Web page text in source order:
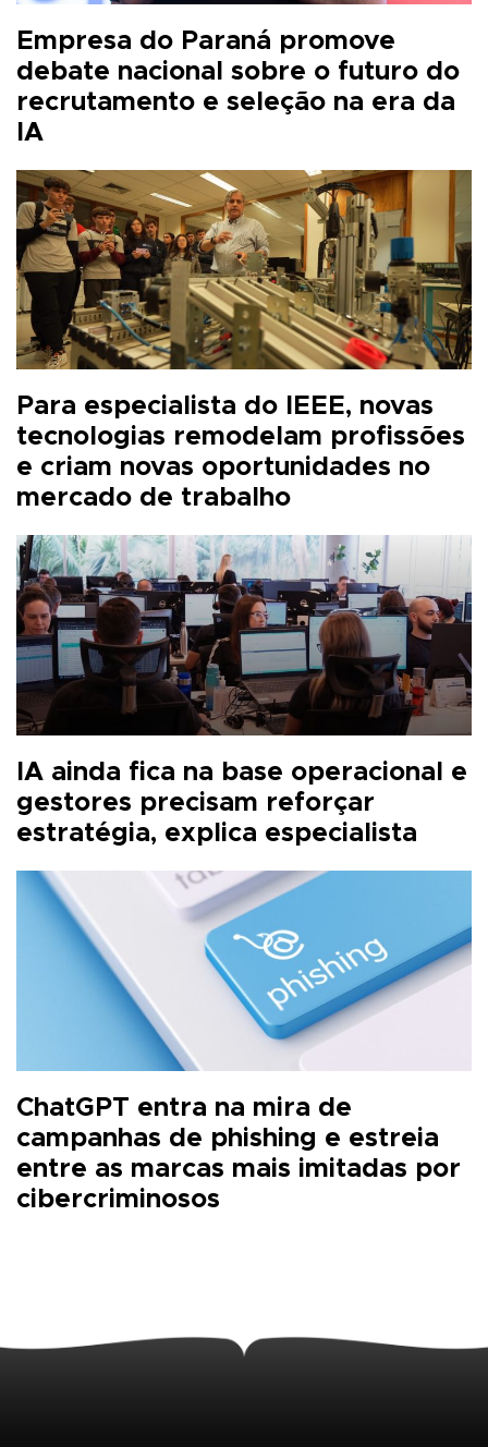
Empresa do Paraná promove
debate nacional sobre o futuro do
recrutamento e seleção na era da
IA
Para especialista do IEEE, novas
tecnologias remodelam profissões
e criam novas oportunidades no
mercado de trabalho
IA ainda fica na base operacional e
gestores precisam reforçar
estratégia, explica especialista
ChatGPT entra na mira de
campanhas de phishing e estreia
entre as marcas mais imitadas por
cibercriminosos